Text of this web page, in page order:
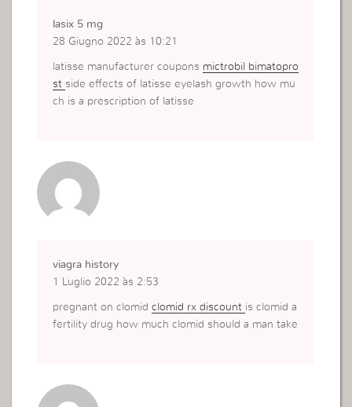
lasix 5 mg
28 Giugno 2022 às 10:21
latisse manufacturer coupons mictrobil bimatopro
st side effects of latisse eyelash growth how mu
ch is a prescription of latisse
viagra history
1 Luglio 2022 às 2:53
pregnant on clomidclomid rx discount is clomid a
fertility drug how much clomid should a man take